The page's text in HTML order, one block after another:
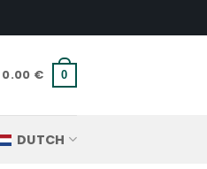
0.00 € 0
DUTCH